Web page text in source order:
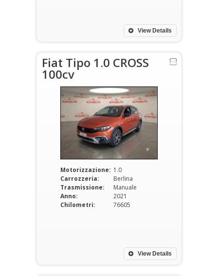
View Details
Fiat Tipo 1.0 CROSS
100cv
Motorizzazione: 1.0
Carrozzeria:
Berlina
Trasmissione:
Manuale
Anno:
2021
Chilometri:
76605
View Details